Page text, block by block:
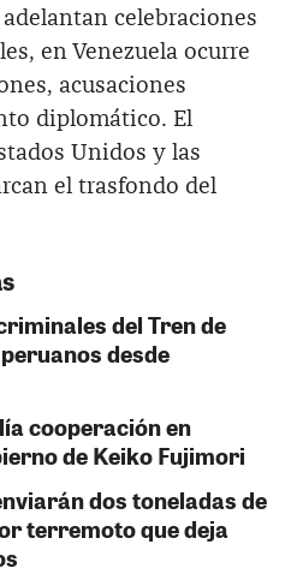
celebraciones
en Venezuela ocurre
acusaciones
diplomático. El
Unidos y las
el trasfondo del
del Tren de
desde
cooperación en
de Keiko Fujimori
dos toneladas de
terremoto que deja